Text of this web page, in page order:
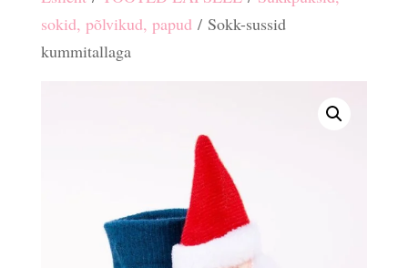
sokid, põlvikud, papud/ Sokk-sussid
kummitallaga